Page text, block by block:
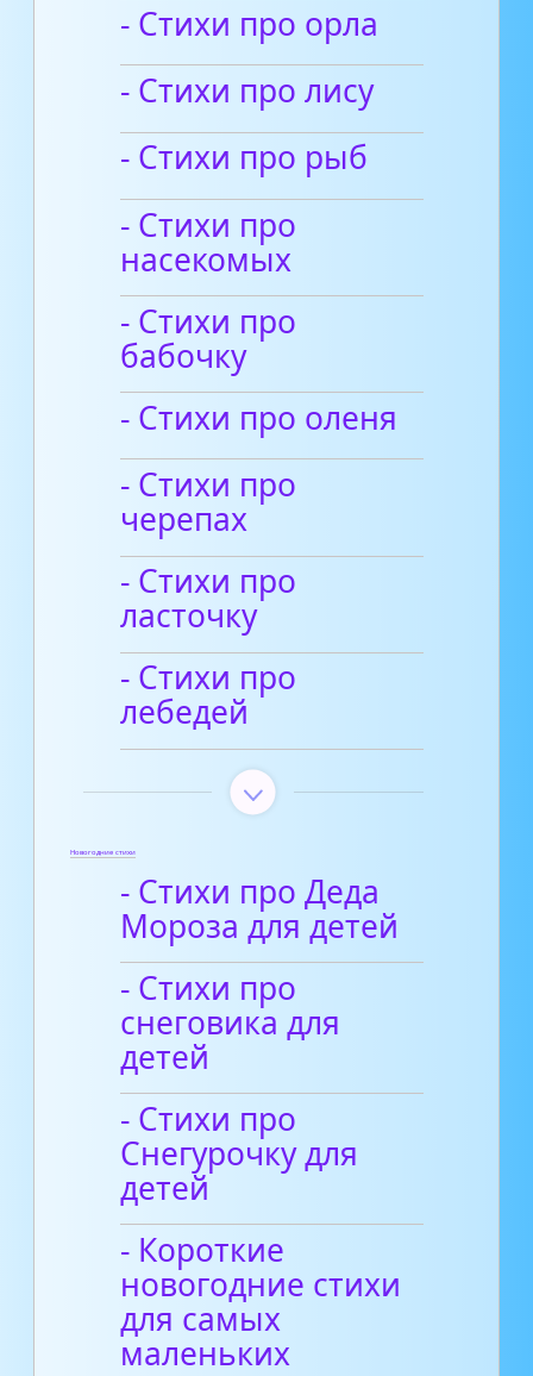
- Стихи про орла
- Стихи про лису
- Стихи про рыб
- Стихи про
насекомых
- Стихи про
бабочку
- Стихи про оленя
- Стихи про
черепах
- Стихи про
ласточку
- Стихи про
лебедей
Новогодние стихи
- Стихи про Деда
Мороза для детей
- Стихи про
снеговика для
детей
- Стихи про
Снегурочку для
детей
- Короткие
новогодние стихи
для самых
маленьких